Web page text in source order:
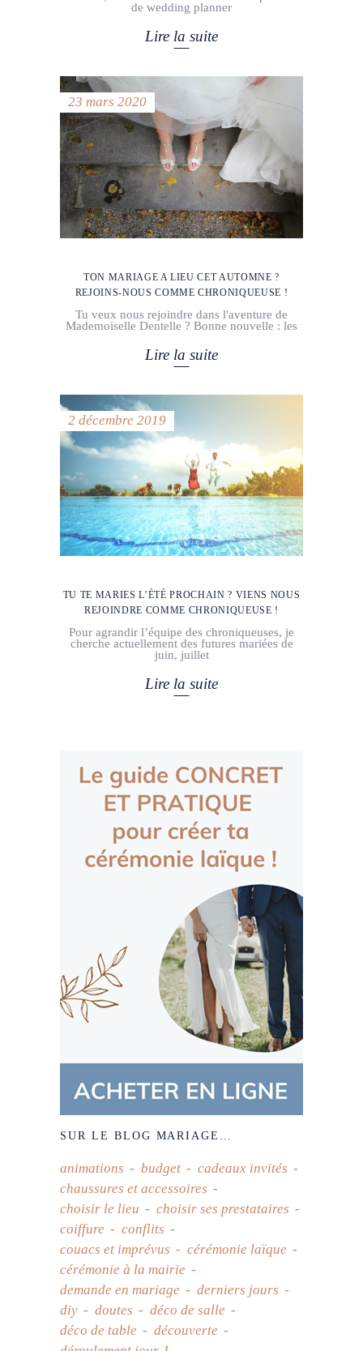
de wedding planner
Lire la suite
23 mars 2020
TON MARIAGE A LIEU CET AUTOMNE ?
REJOINS-NOUS COMME CHRONIQUEUSE !
Tu veux nous rejoindre dans l'aventure de
Mademoiselle Dentelle ? Bonne nouvelle : les
Lire la suite
2 décembre 2019
TU TE MARIES L’ÉTÉ PROCHAIN ? VIENS NOUS
REJOINDRE COMME CHRONIQUEUSE !
Pour agrandir l’équipe des chroniqueuses, je
cherche actuellement des futures mariées de
juin, juillet
Lire la suite
SUR LE BLOG MARIAGE…
animations budget
cadeaux invités
chaussures et accessoires
choisir le lieu
choisir ses prestataires
coiffure
conflits
couacs et imprévus
cérémonie laïque
cérémonie à la mairie
demande en mariage
derniers jours
diy
doutes
déco de salle
déco de table
découverte